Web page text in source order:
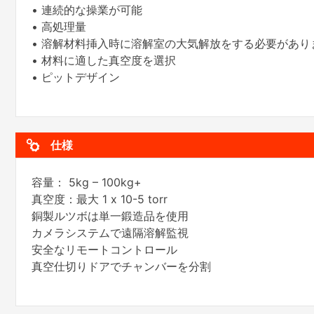
• 連続的な操業が可能
• 高処理量
• 溶解材料挿入時に溶解室の大気解放をする必要があり
• 材料に適した真空度を選択
• ピットデザイン
仕様
容量： 5kg – 100kg+
真空度：最大 1 x 10-5 torr
銅製ルツボは単一鍛造品を使用
カメラシステムで遠隔溶解監視
安全なリモートコントロール
真空仕切りドアでチャンバーを分割